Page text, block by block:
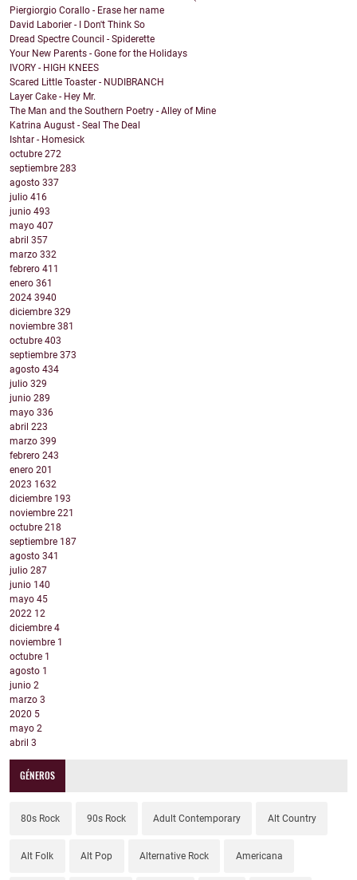
Piergiorgio Corallo - Erase her name
David Laborier - I Don't Think So
Dread Spectre Council - Spiderette
Your New Parents - Gone for the Holidays
IVORY - HIGH KNEES
Scared Little Toaster - NUDIBRANCH
Layer Cake - Hey Mr.
The Man and the Southern Poetry - Alley of Mine
Katrina August - Seal The Deal
Ishtar - Homesick
octubre 272
septiembre 283
agosto 337
julio 416
junio 493
mayo 407
abril 357
marzo 332
febrero 411
enero 361
2024 3940
diciembre 329
noviembre 381
octubre 403
septiembre 373
agosto 434
julio 329
junio 289
mayo 336
abril 223
marzo 399
febrero 243
enero 201
2023 1632
diciembre 193
noviembre 221
octubre 218
septiembre 187
agosto 341
julio 287
junio 140
mayo 45
2022 12
diciembre 4
noviembre 1
octubre 1
agosto 1
junio 2
marzo 3
2020 5
mayo 2
abril 3
GÉNEROS
80s Rock 90s Rock Adult Contemporary Alt Country
Alt Folk Alt Pop Alternative Rock Americana